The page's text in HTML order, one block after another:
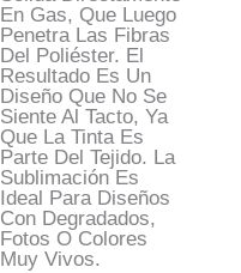
En Gas, Que Luego
Penetra Las Fibras
Del Poliéster. El
Resultado Es Un
Diseño Que No Se
Siente Al Tacto, Ya
Que La Tinta Es
Parte Del Tejido. La
Sublimación Es
Ideal Para Diseños
Con Degradados,
Fotos O Colores
Muy Vivos.